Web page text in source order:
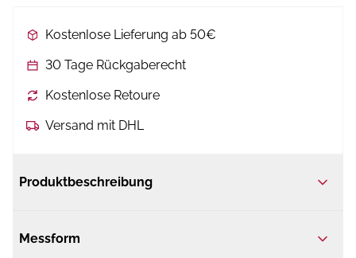
Kostenlose Lieferung ab 50€
30 Tage Rückgaberecht
Kostenlose Retoure
Versand mit DHL
Produktbeschreibung
Messform